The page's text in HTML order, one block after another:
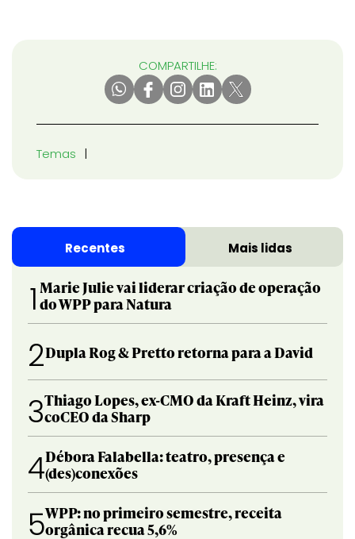
COMPARTILHE:
Temas
Recentes Mais lidas
1 Marie Julie vai liderar criação de operação
do WPP para Natura
2Dupla Rog & Pretto retorna para a David
3Thiago Lopes, ex-CMO da Kraft Heinz, vira
coCEO da Sharp
4Débora Falabella: teatro, presença e
(des)conexões
5WPP: no primeiro semestre, receita
orgânica recua 5,6%